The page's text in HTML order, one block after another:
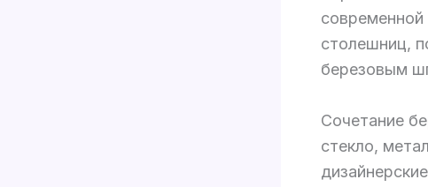
столешниц,
березовым
Сочетание
стекло,